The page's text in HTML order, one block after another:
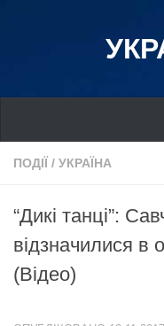
Україна
Дніпро
Львів
Івано-Франківськ
ПОДІЇ / УКРАЇНА
“Дикі танці”:
відзначилися в
(Відео)